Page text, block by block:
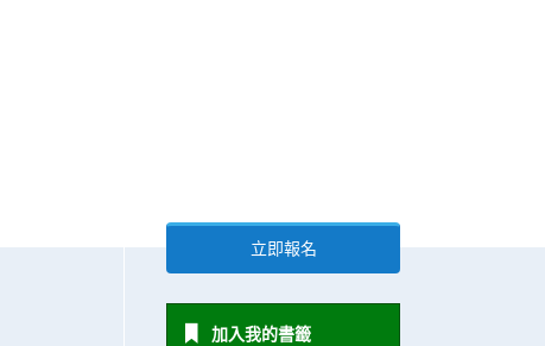
立即報名
加入我的書籤